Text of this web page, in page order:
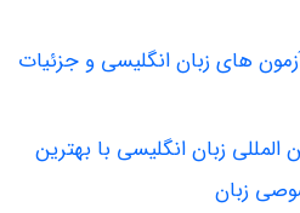
های زبان انگلیسی و جزئیات
زبان انگلیسی با بهترین
زبان